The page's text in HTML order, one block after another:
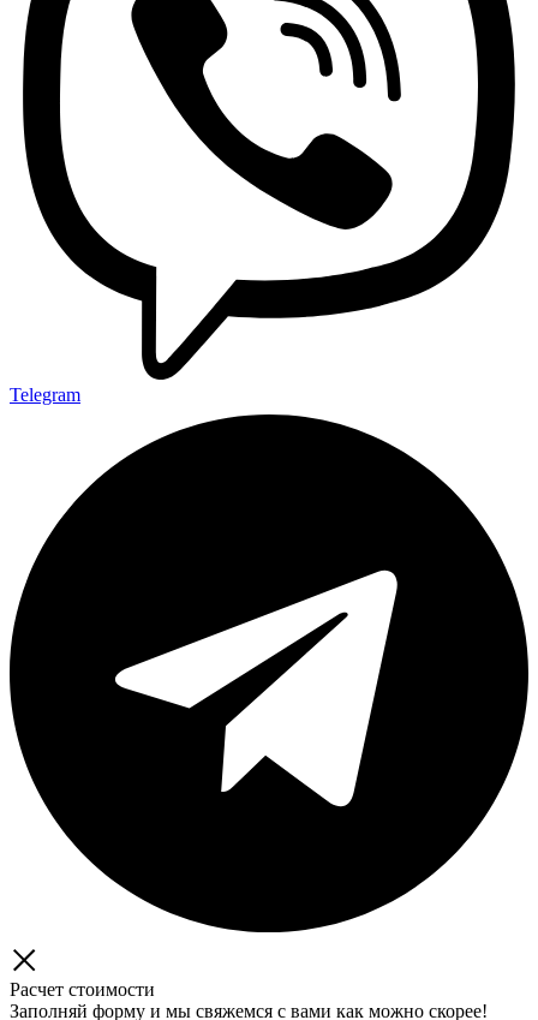
Telegram
Расчет стоимости
Заполняй форму и мы свяжемся с вами как можно скорее!